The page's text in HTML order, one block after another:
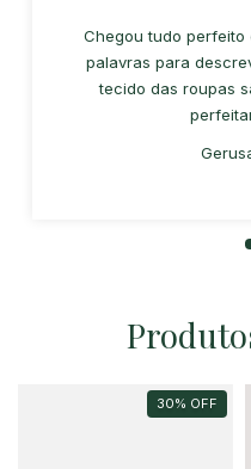
Chegou tudo perfeito
palavras para
tecido das roupas
30% OFF